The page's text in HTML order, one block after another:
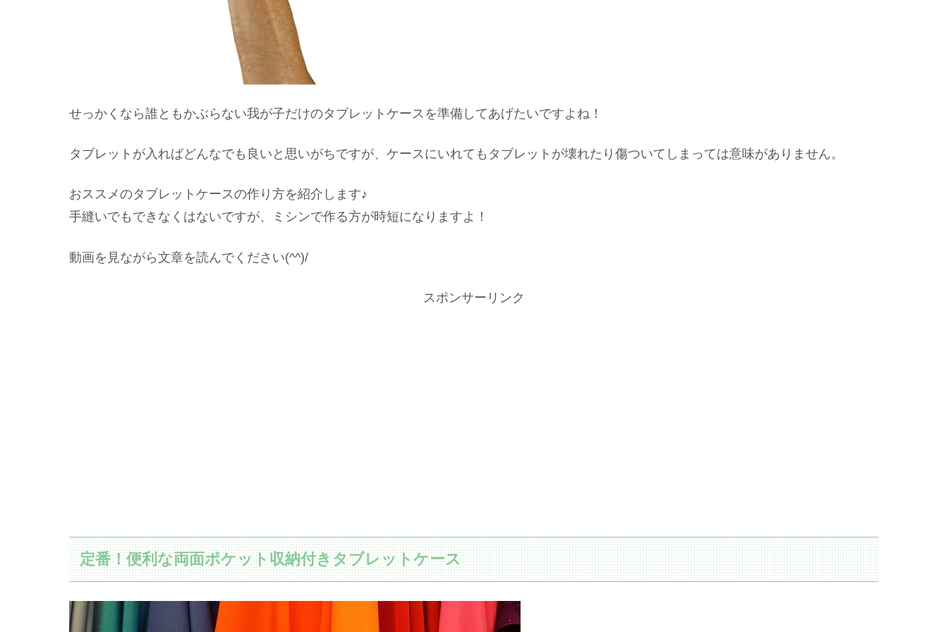
せっかくなら誰ともかぶらない我が子だけのタブレットケースを準備してあげたいですよね！
タブレットが入ればどんなでも良いと思いがちですが、ケースにいれてもタブレットが壊れたり傷ついてしまっては意味がありません。
おススメのタブレットケースの作り方を紹介します♪
手縫いでもできなくはないですが、ミシンで作る方が時短になりますよ！
動画を見ながら文章を読んでください(^^)/
スポンサーリンク
定番！便利な両面ポケット収納付きタブレットケース